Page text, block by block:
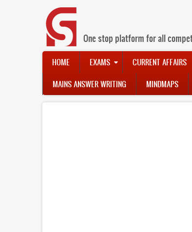
One stop platform for all
Main
navigation
HOME EXAMS CURRENT AFFAIRS
MAINS ANSWER WRITING MINDMAPS